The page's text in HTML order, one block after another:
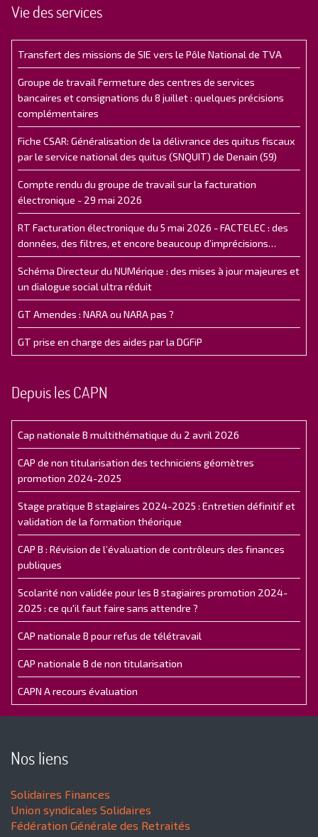
Vie des services
Transfert des missions de SIE vers le Pôle National de TVA
Groupe de travail Fermeture des centres de services
bancaires et consignations du 8 juillet : quelques précisions
complémentaires
Fiche CSAR: Généralisation de la délivrance des quitus fiscaux
par le service national des quitus (SNQUIT) de Denain (59)
Compte rendu du groupe de travail sur la facturation
électronique - 29 mai 2026
RT Facturation électronique du 5 mai 2026 - FACTELEC : des
données, des filtres, et encore beaucoup d’imprécisions…
Schéma Directeur du NUMérique : des mises à jour majeures et
un dialogue social ultra réduit
GT Amendes : NARA ou NARA pas ?
GT prise en charge des aides par la DGFiP
Depuis les CAPN
Cap nationale B multithématique du 2 avril 2026
CAP de non titularisation des techniciens géomètres
promotion 2024-2025
Stage pratique B stagiaires 2024-2025 : Entretien définitif et
validation de la formation théorique
CAP B : Révision de l’évaluation de contrôleurs des finances
publiques
Scolarité non validée pour les B stagiaires promotion 2024-
2025 : ce qu'il faut faire sans attendre ?
CAP nationale B pour refus de télétravail
CAP nationale B de non titularisation
CAPN A recours évaluation
Nos liens
Solidaires Finances
Union syndicales Solidaires
Fédération Générale des Retraités